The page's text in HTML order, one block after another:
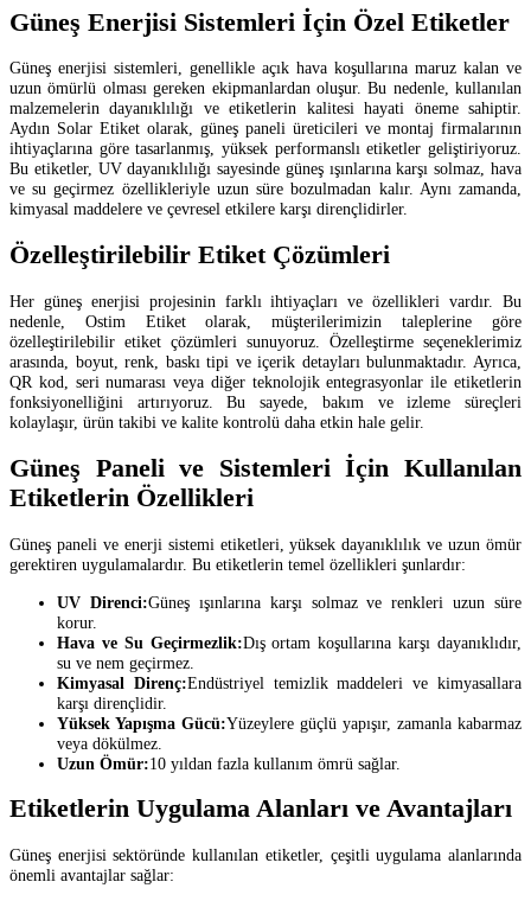
Güneş Enerjisi Sistemleri İçin Özel Etiketler
Güneş enerjisi sistemleri, genellikle açık hava koşullarına maruz kalan ve
uzun ömürlü olması gereken ekipmanlardan oluşur. Bu nedenle, kullanılan
malzemelerin dayanıklılığı ve etiketlerin kalitesi hayati öneme sahiptir.
Aydın Solar Etiket olarak, güneş paneli üreticileri ve montaj firmalarının
ihtiyaçlarına göre tasarlanmış, yüksek performanslı etiketler geliştiriyoruz.
Bu etiketler, UV dayanıklılığı sayesinde güneş ışınlarına karşı solmaz, hava
ve su geçirmez özellikleriyle uzun süre bozulmadan kalır. Aynı zamanda,
kimyasal maddelere ve çevresel etkilere karşı dirençlidirler.
Özelleştirilebilir Etiket Çözümleri
Her güneş enerjisi projesinin farklı ihtiyaçları ve özellikleri vardır. Bu
nedenle, Ostim Etiket olarak, müşterilerimizin taleplerine göre
özelleştirilebilir etiket çözümleri sunuyoruz. Özelleştirme seçeneklerimiz
arasında, boyut, renk, baskı tipi ve içerik detayları bulunmaktadır. Ayrıca,
QR kod, seri numarası veya diğer teknolojik entegrasyonlar ile etiketlerin
fonksiyonelliğini artırıyoruz. Bu sayede, bakım ve izleme süreçleri
kolaylaşır, ürün takibi ve kalite kontrolü daha etkin hale gelir.
Güneş Paneli ve Sistemleri İçin Kullanılan
Etiketlerin Özellikleri
Güneş paneli ve enerji sistemi etiketleri, yüksek dayanıklılık ve uzun ömür
gerektiren uygulamalardır. Bu etiketlerin temel özellikleri şunlardır:
UV Direnci:Güneş ışınlarına karşı solmaz ve renkleri uzun süre
korur.
Hava ve Su Geçirmezlik:Dış ortam koşullarına karşı dayanıklıdır,
su ve nem geçirmez.
Kimyasal Direnç:Endüstriyel temizlik maddeleri ve kimyasallara
karşı dirençlidir.
Yüksek Yapışma Gücü:Yüzeylere güçlü yapışır, zamanla kabarmaz
veya dökülmez.
Uzun Ömür:10 yıldan fazla kullanım ömrü sağlar.
Etiketlerin Uygulama Alanları ve Avantajları
Güneş enerjisi sektöründe kullanılan etiketler, çeşitli uygulama alanlarında
önemli avantajlar sağlar: